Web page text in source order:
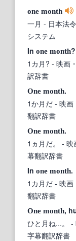
one month
一月 - 日本法
システム
In one month?
1カ月? - 映画
訳辞書
One month.
1か月だ - 映画
翻訳辞書
One month.
1ヵ月だ。
- 映
幕翻訳辞書
In one month.
1カ月だ - 映画
翻訳辞書
One month,
ひと月ね...。
-
字幕翻訳辞書